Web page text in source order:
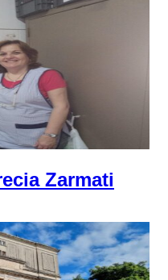
Zarmati